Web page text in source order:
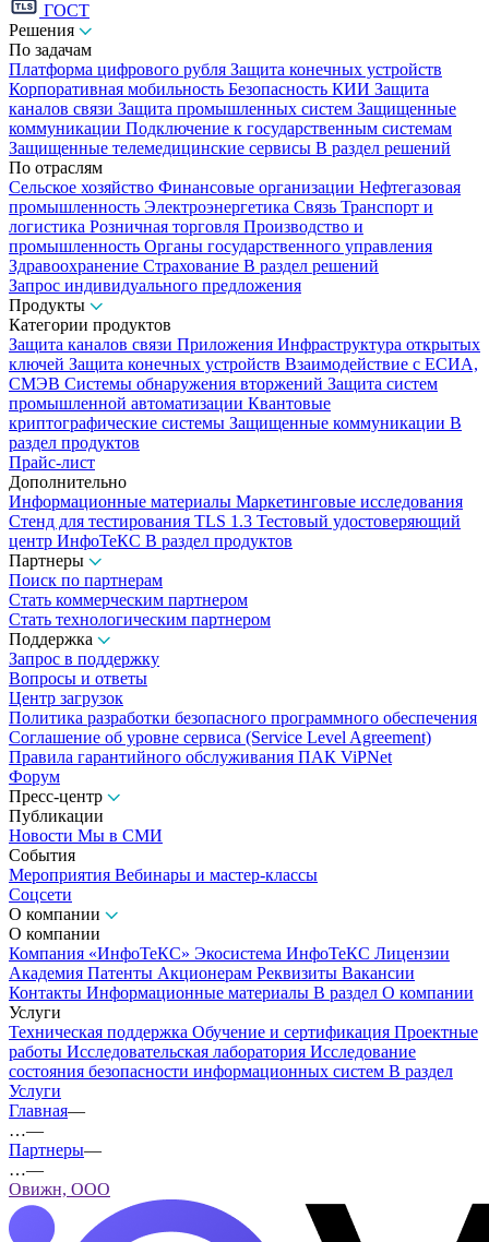
ГОСТ
Решения
По задачам
Платформа цифрового рубля Защита конечных устройств
Корпоративная мобильность Безопасность КИИ Защита
каналов связи Защита промышленных систем Защищенные
коммуникации Подключение к государственным системам
Защищенные телемедицинские сервисы В раздел решений
По отраслям
Сельское хозяйство Финансовые организации Нефтегазовая
промышленность Электроэнергетика Связь Транспорт и
логистика Розничная торговля Производство и
промышленность Органы государственного управления
Здравоохранение Страхование В раздел решений
Запрос индивидуального предложения
Продукты
Категории продуктов
Защита каналов связи Приложения Инфраструктура открытых
ключей Защита конечных устройств Взаимодействие с ЕСИА,
СМЭВ Системы обнаружения вторжений Защита систем
промышленной автоматизации Квантовые
криптографические системы Защищенные коммуникации В
раздел продуктов
Прайс-лист
Дополнительно
Информационные материалы Маркетинговые исследования
Стенд для тестирования TLS 1.3 Тестовый удостоверяющий
центр ИнфоТеКС В раздел продуктов
Партнеры
Поиск по партнерам
Стать коммерческим партнером
Стать технологическим партнером
Поддержка
Запрос в поддержку
Вопросы и ответы
Центр загрузок
Политика разработки безопасного программного обеспечения
Соглашение об уровне сервиса (Service Level Agreement)
Правила гарантийного обслуживания ПАК ViPNet
Форум
Пресс-центр
Публикации
Новости Мы в СМИ
События
Мероприятия Вебинары и мастер-классы
Соцсети
О компании
О компании
Компания «ИнфоТеКС» Экосистема ИнфоТеКС Лицензии
Академия Патенты Акционерам Реквизиты Вакансии
Контакты Информационные материалы В раздел О компании
Услуги
Техническая поддержка Обучение и сертификация Проектные
работы Исследовательская лаборатория Исследование
состояния безопасности информационных систем В раздел
Услуги
Главная—
…—
Партнеры—
…—
Овижн, ООО